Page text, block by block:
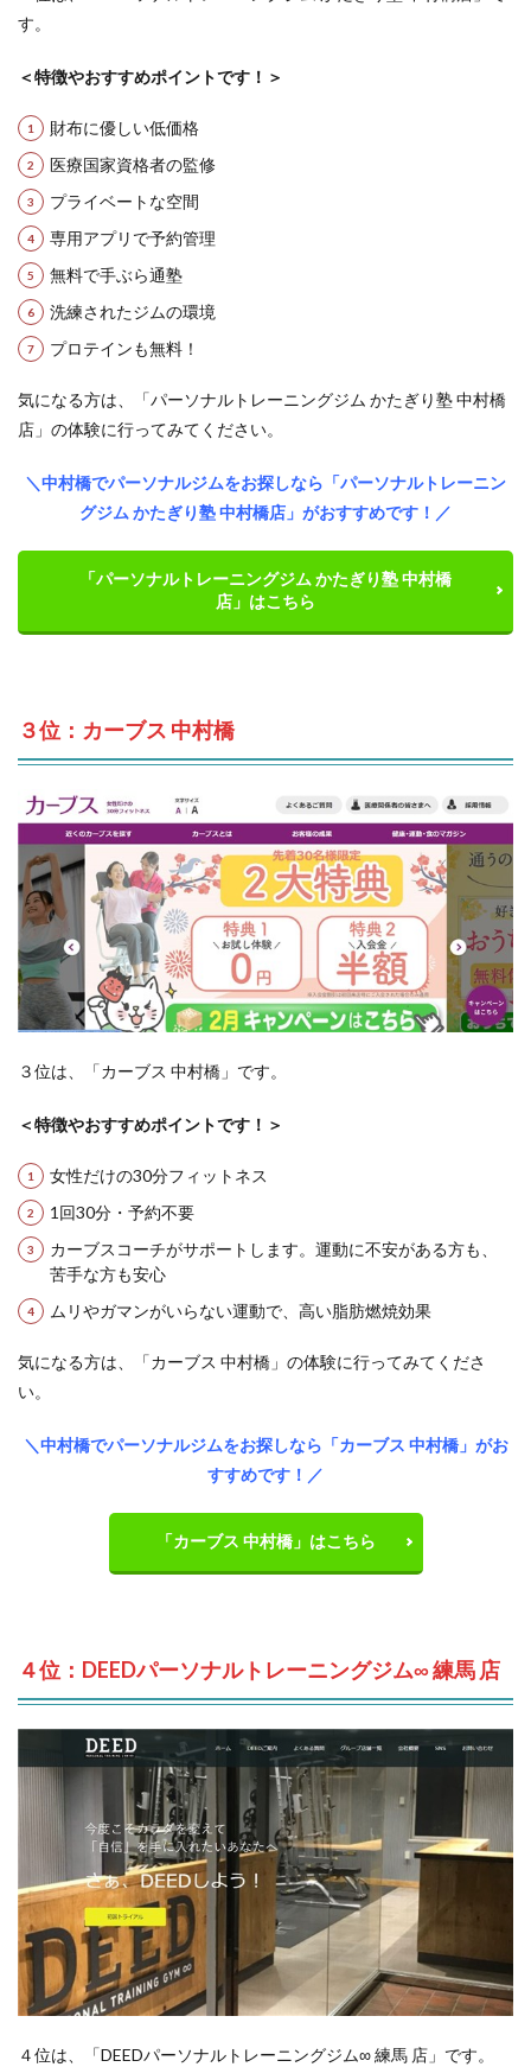
す。
＜特徴やおすすめポイントです！＞
財布に優しい低価格
医療国家資格者の監修
プライベートな空間
専用アプリで予約管理
無料で手ぶら通塾
洗練されたジムの環境
プロテインも無料！
気になる方は、「パーソナルトレーニングジム かたぎり塾 中村橋
店」の体験に行ってみてください。
＼中村橋でパーソナルジムをお探しなら「パーソナルトレーニン
グジム かたぎり塾 中村橋店」がおすすめです！／
「パーソナルトレーニングジム かたぎり塾 中村橋
店」はこちら
３位：カーブス 中村橋
３位は、「カーブス 中村橋」です。
＜特徴やおすすめポイントです！＞
女性だけの30分フィットネス
1回30分・予約不要
カーブスコーチがサポートします。運動に不安がある方も、
苦手な方も安心
ムリやガマンがいらない運動で、高い脂肪燃焼効果
気になる方は、「カーブス 中村橋」の体験に行ってみてくださ
い。
＼中村橋でパーソナルジムをお探しなら「カーブス 中村橋」がお
すすめです！／
「カーブス 中村橋」はこちら
４位：DEEDパーソナルトレーニングジム∞ 練馬 店
４位は、「DEEDパーソナルトレーニングジム∞ 練馬 店」です。